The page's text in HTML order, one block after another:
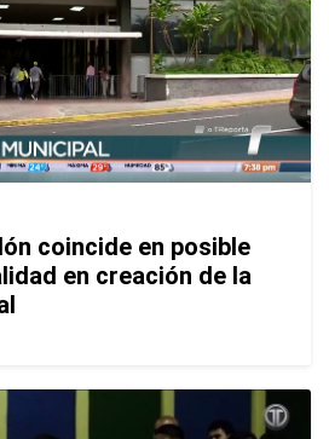
coincide en posible
en creación de la